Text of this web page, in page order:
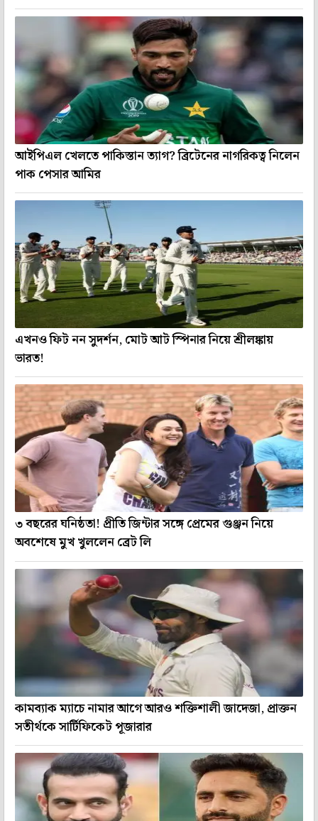
আইপিএল খেলতে পাকিস্তান ত্যাগ? ব্রিটেনের নাগরিকত্ব নিলেন
পাক পেসার আমির
এখনও ফিট নন সুদর্শন, মোট আট স্পিনার নিয়ে শ্রীলঙ্কায়
ভারত!
৩ বছরের ঘনিষ্ঠতা! প্রীতি জিন্টার সঙ্গে প্রেমের গুঞ্জন নিয়ে
অবশেষে মুখ খুললেন ব্রেট লি
কামব্যাক ম্যাচে নামার আগে আরও শক্তিশালী জাদেজা, প্রাক্তন
সতীর্থকে সার্টিফিকেট পূজারার